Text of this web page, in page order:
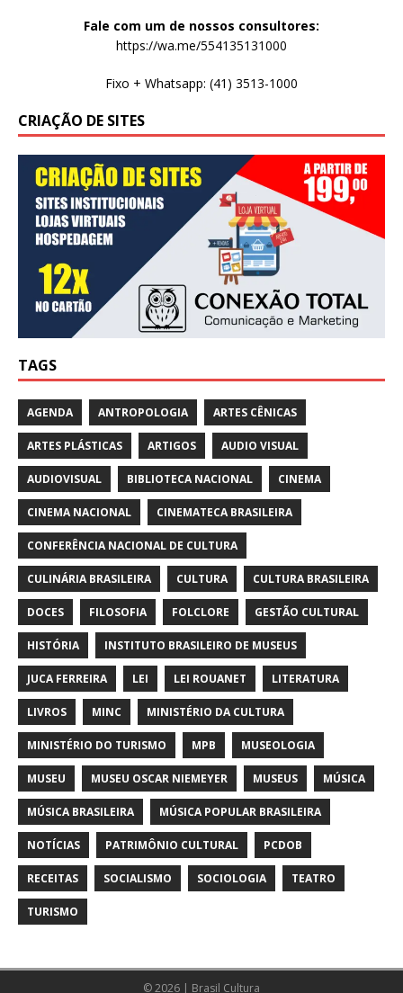
Fale com um de nossos consultores:
https://wa.me/554135131000
Fixo + Whatsapp: (41) 3513-1000
CRIAÇÃO DE SITES
TAGS
AGENDA ANTROPOLOGIA ARTES CÊNICAS
ARTES PLÁSTICAS ARTIGOS AUDIO VISUAL
AUDIOVISUAL BIBLIOTECA NACIONAL CINEMA
CINEMA NACIONAL CINEMATECA BRASILEIRA
CONFERÊNCIA NACIONAL DE CULTURA
CULINÁRIA BRASILEIRA CULTURA CULTURA BRASILEIRA
DOCES FILOSOFIA FOLCLORE GESTÃO CULTURAL
HISTÓRIA INSTITUTO BRASILEIRO DE MUSEUS
JUCA FERREIRA LEI LEI ROUANET LITERATURA
LIVROS MINC MINISTÉRIO DA CULTURA
MINISTÉRIO DO TURISMO MPB MUSEOLOGIA
MUSEU MUSEU OSCAR NIEMEYER MUSEUS MÚSICA
MÚSICA BRASILEIRA MÚSICA POPULAR BRASILEIRA
NOTÍCIAS PATRIMÔNIO CULTURAL PCDOB
RECEITAS SOCIALISMO SOCIOLOGIA TEATRO
TURISMO
© 2026 | Brasil Cultura